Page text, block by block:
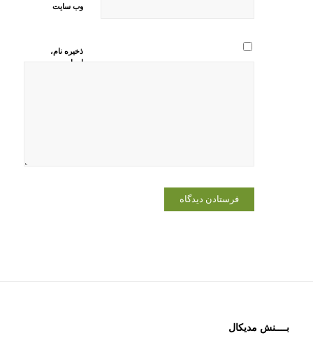
وب‌ سایت
ذخیره نام،
ایمیل و
بــــنش مدیکال